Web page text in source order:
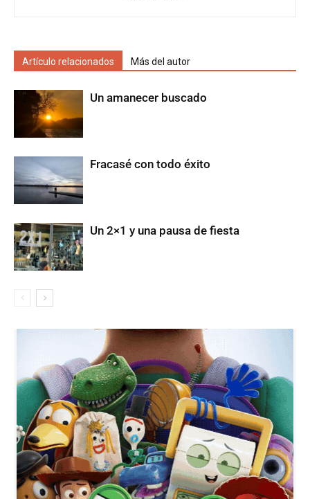
Artículo relacionados Más del autor
Un amanecer buscado
Fracasé con todo éxito
Un 2×1 y una pausa de fiesta